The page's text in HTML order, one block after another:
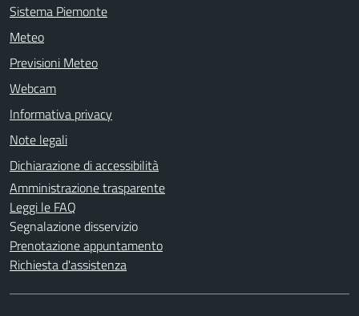
Sistema Piemonte
Meteo
Previsioni Meteo
Webcam
Informativa privacy
Note legali
Dichiarazione di accessibilità
Amministrazione trasparente
Leggi le FAQ
Segnalazione disservizio
Prenotazione appuntamento
Richiesta d'assistenza